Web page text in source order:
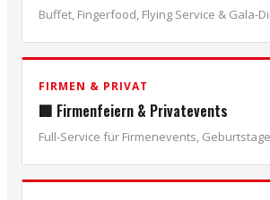
Buffet, Fingerfood, Flying Service & Gala-
FIRMEN & PRIVAT
🏢 Firmenfeiern & Privatevents
Full-Service für Firmenevents,